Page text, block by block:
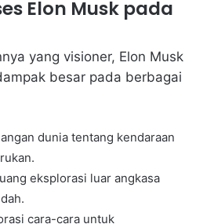
Elon Musk pada
yang visioner, Elon Musk
besar pada berbagai
dunia tentang kendaraan
eksplorasi luar angkasa
cara-cara untuk